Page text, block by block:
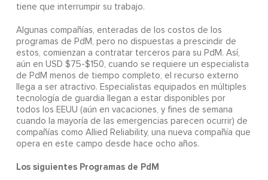
tiene que interrumpir su trabajo.
Algunas compañías, enteradas de los costos de los
programas de PdM, pero no dispuestas a prescindir de
estos, comienzan a contratar terceros para su PdM. Así,
aún en USD $75-$150, cuando se requiere un especialista
de PdM menos de tiempo completo, el recurso externo
llega a ser atractivo. Especialistas equipados en múltiples
tecnología de guardia llegan a estar disponibles por
todos los EEUU (aún en vacaciones, y fines de semana
cuando la mayoría de las emergencias parecen ocurrir) de
compañías como Allied Reliability, una nueva compañía que
opera en este campo desde hace ocho años.
Los siguientes Programas de PdM